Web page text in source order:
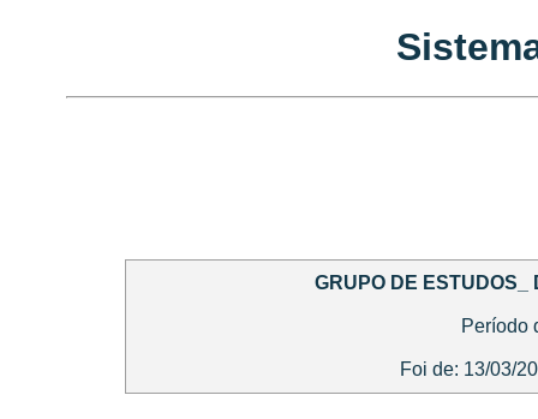
GRUPO DE ESTUDOS_
Período
Foi de: 13/03/